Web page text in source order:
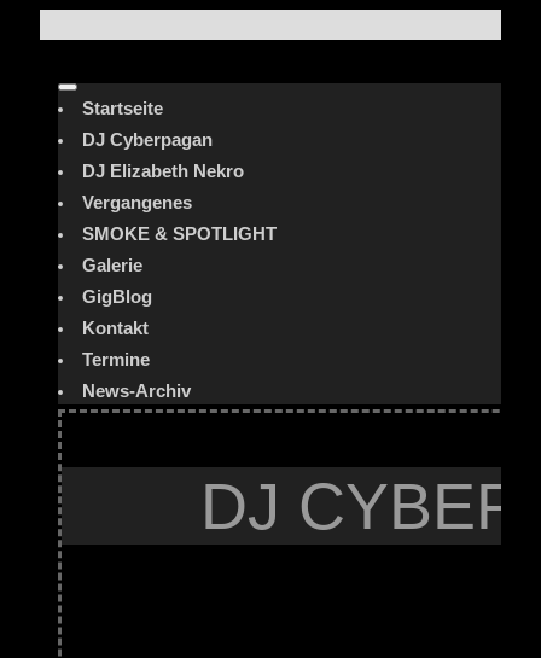
Startseite
DJ Cyberpagan
DJ Elizabeth Nekro
Vergangenes
SMOKE & SPOTLIGHT
Galerie
GigBlog
Kontakt
Termine
News-Archiv
DJ